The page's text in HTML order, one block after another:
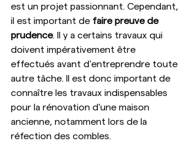
est un projet passionnant. Cependant,
il est important de faire preuve de
prudence. Il y a certains travaux qui
doivent impérativement être
effectués avant d'entreprendre toute
autre tâche. Il est donc important de
connaître les travaux indispensables
pour la rénovation d'une maison
ancienne, notamment lors de la
réfection des combles.